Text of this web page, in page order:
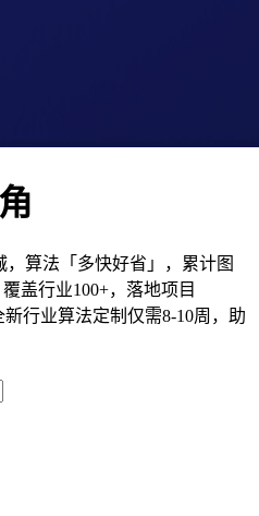
算法「多快好省」，累计图
盖行业100+，落地项目
行业算法定制仅需8-10周，助